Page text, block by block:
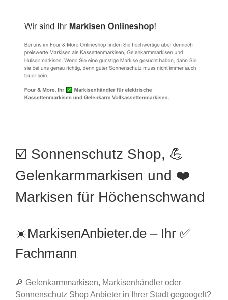
☑️ Sonnenschutz Shop, 💪
Gelenkarmmarkisen und ❤️
Markisen für Höchenschwand
☀️MarkisenAnbieter.de – Ihr ✅
Fachmann
🔎 Gelenkarmmarkisen, Markisenhändler oder
Sonnenschutz Shop Anbieter in Ihrer Stadt gegoogelt?